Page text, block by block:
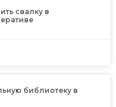
свалку в
библиотеку в